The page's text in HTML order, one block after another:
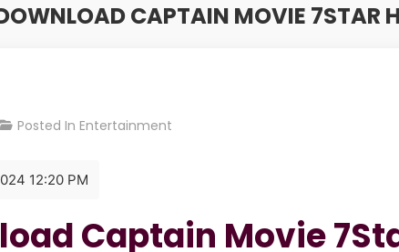
CAPTAIN MOVIE 7STAR
Posted In Entertainment
12:20 PM
Captain Movie